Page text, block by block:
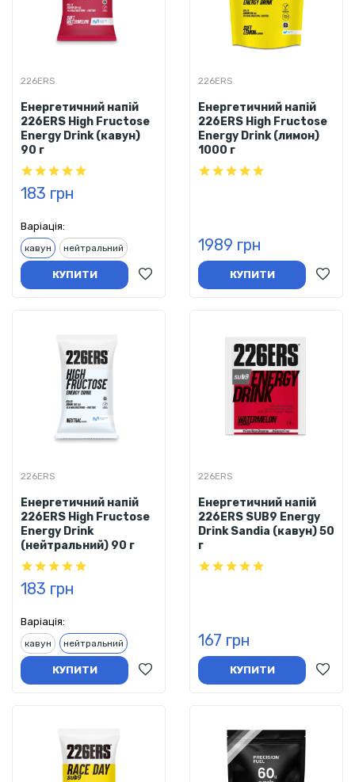
226ERS
Енергетичний напій
226ERS High Fructose
Energy Drink (кавун)
90 г
183 грн
Варіація:
кавун нейтральний
КУПИТИ
226ERS
Енергетичний напій
226ERS High Fructose
Energy Drink (лимон)
1000 г
1989 грн
КУПИТИ
226ERS
Енергетичний напій
226ERS High Fructose
Energy Drink
(нейтральний) 90 г
183 грн
Варіація:
кавун нейтральний
КУПИТИ
226ERS
Енергетичний напій
226ERS SUB9 Energy
Drink Sandia (кавун) 50
г
167 грн
КУПИТИ